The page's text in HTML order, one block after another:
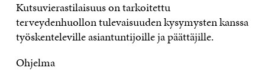
Kutsuvierastilaisuus on tarkoitettu
terveydenhuollon tulevaisuuden kysymysten kanssa
työskenteleville asiantuntijoille ja päättäjille.
Ohjelma